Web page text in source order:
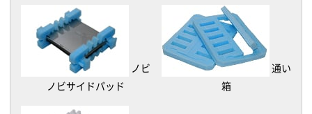
ノビ
ノビサイドパッド
通い
箱